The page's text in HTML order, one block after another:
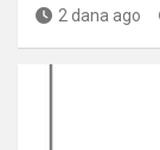
2 dana ago